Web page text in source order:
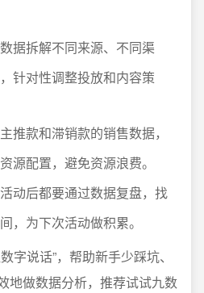
据拆解不同来源、不同渠
针对性调整投放和内容策
推款和滞销款的销售数据，
源配置，避免资源浪费。
动后都要通过数据复盘，找
，为下次活动做积累。
字说话”，帮助新手少踩坑、
地做数据分析，推荐试试九数